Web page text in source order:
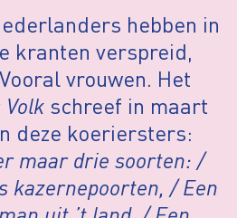
hebben in
kranten verspreid,
vrouwen. Het
Volk schreef in maart
deze koeriersters:
maar drie soorten: /
kazernepoorten, / Een